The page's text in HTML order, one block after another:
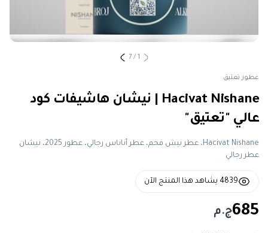
1
/
7
عطور تعتيق
Hacivat Nishane | نيشان هاشيفات كود
عالي "تعتيق"
Hacivat Nishane، عطر نيش فخم، عطر أناناس رجالي، عطور 2025، نيشان
عطر رجالي
4839 يشاهد هذا المنتج الآن
685ج.م